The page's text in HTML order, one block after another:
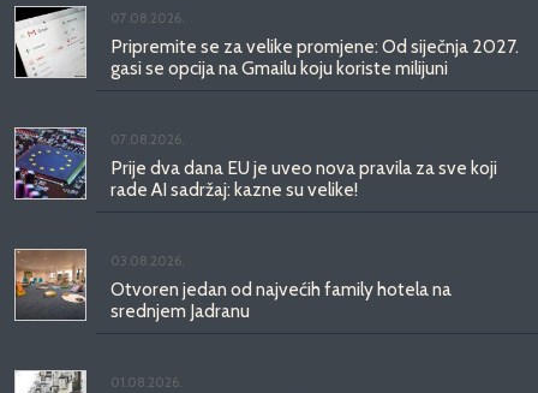
07.08.2026.
Pripremite se za velike promjene: Od siječnja 2027.
gasi se opcija na Gmailu koju koriste milijuni
07.08.2026.
Prije dva dana EU je uveo nova pravila za sve koji
rade AI sadržaj: kazne su velike!
03.08.2026.
Otvoren jedan od najvećih family hotela na
srednjem Jadranu
01.08.2026.